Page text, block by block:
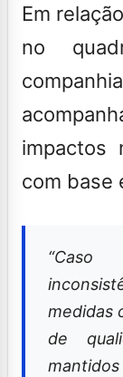
Em
no
impactos
com base
medidas
de